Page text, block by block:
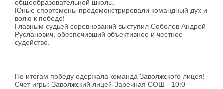
общеобразовательной школы.
Юные спортсмены продемонстрировали командный дух и
волю к победе!
Главным судьей соревнований выступил Соболев Андрей
Русланович, обеспечивший объективное и честное
судейство.
По итогам победу одержала команда Заволжского лицея!
Счет игры: Заволжский лицей-Заречная СОШ - 10:0